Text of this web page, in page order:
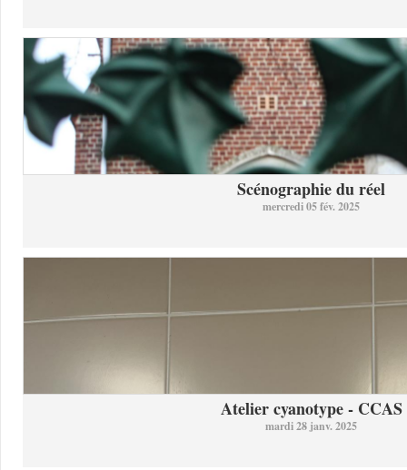
Scénographie du réel
mercredi 05 fév. 2025
Atelier cyanotype - CCAS
mardi 28 janv. 2025